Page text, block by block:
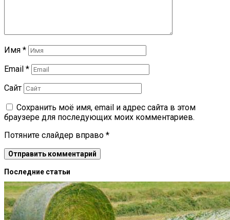
Имя *
Email *
Сайт
Сохранить моё имя, email и адрес сайта в этом
браузере для последующих моих комментариев.
Потяните слайдер вправо *
Последние статьи